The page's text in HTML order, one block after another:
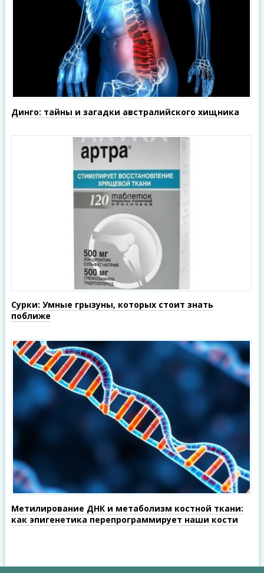
Динго: тайны и загадки австралийского хищника
Сурки: Умные грызуны, которых стоит знать
поближе
Метилирование ДНК и метаболизм костной ткани:
как эпигенетика перепрограммирует наши кости